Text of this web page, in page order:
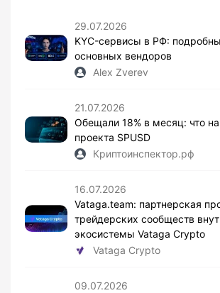
29.07.2026
KYC-сервисы в РФ:
основных вендоров
Alex Zverev
21.07.2026
Обещали 18% в месяц: что
проекта SPUSD
Криптоинспектор.рф
16.07.2026
Vataga.team: партнерская
трейдерских сообществ
экосистемы Vataga Crypto
Vataga Crypto
09.07.2026